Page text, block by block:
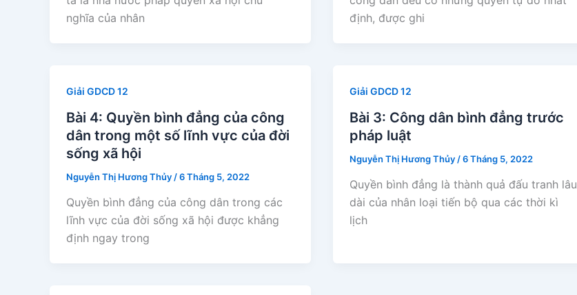
nghĩa của nhân
định, được ghi
Giải GDCD 12
Bài 4: Quyền bình đẳng của công
dân trong một số lĩnh vực của đời
sống xã hội
Nguyễn Thị Hương Thủy /6 Tháng 5, 2022
Quyền bình đẳng của công dân trong các
lĩnh vực của đời sống xã hội được khẳng
định ngay trong
Giải GDCD 12
Bài 3: Công dân bình đẳng trước
pháp luật
Nguyễn Thị Hương Thủy /6 Tháng 5, 2022
Quyền bình đẳng là thành quả đấu tranh lâu
dài của nhân loại tiến bộ qua các thời kì
lịch